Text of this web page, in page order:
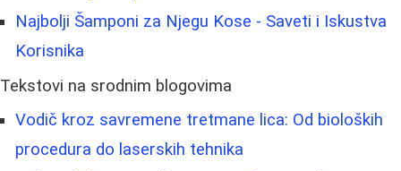
Najbolji Šamponi za Njegu Kose - Saveti i Iskustva
Korisnika
Tekstovi na srodnim blogovima
Vodič kroz savremene tretmane lica: Od bioloških
procedura do laserskih tehnika